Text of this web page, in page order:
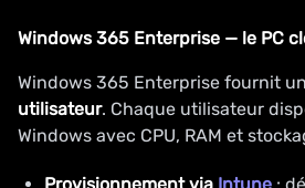
Windows 365 Enterprise — le PC
Windows 365 Enterprise fournit un
utilisateur. Chaque utilisateur
Windows avec CPU, RAM et